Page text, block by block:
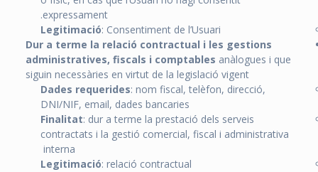
expressament.
Legitimació: Consentiment de l’Usuari
Dur a terme la relació contractual i les gestions
administratives, fiscals i comptables anàlogues i que
siguin necessàries en virtut de la legislació vigent
Dades requerides: nom fiscal, telèfon, direcció,
DNI/NIF, email, dades bancaries
Finalitat: dur a terme la prestació dels serveis
contractats i la gestió comercial, fiscal i administrativa
interna
Legitimació: relació contractual